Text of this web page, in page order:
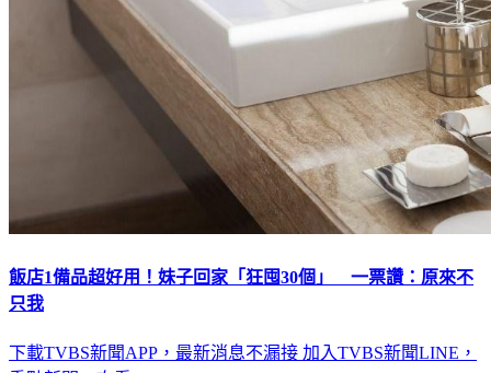
飯店1備品超好用！妹子回家「狂囤30個」 一票讚：原來不
只我
下載TVBS新聞APP，最新消息不漏接 加入TVBS新聞LINE，